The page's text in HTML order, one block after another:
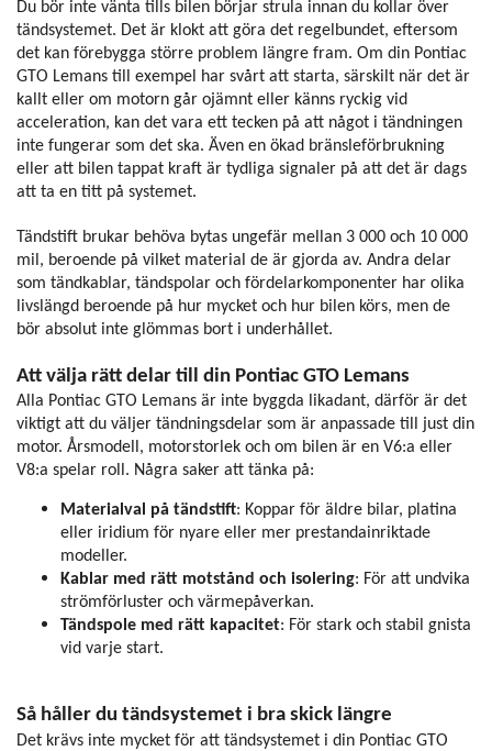
Du bör inte vänta tills bilen börjar strula innan du kollar över
tändsystemet. Det är klokt att göra det regelbundet, eftersom
det kan förebygga större problem längre fram. Om din Pontiac
GTO Lemans till exempel har svårt att starta, särskilt när det är
kallt eller om motorn går ojämnt eller känns ryckig vid
acceleration, kan det vara ett tecken på att något i tändningen
inte fungerar som det ska. Även en ökad bränsleförbrukning
eller att bilen tappat kraft är tydliga signaler på att det är dags
att ta en titt på systemet.
Tändstift brukar behöva bytas ungefär mellan 3 000 och 10 000
mil, beroende på vilket material de är gjorda av. Andra delar
som tändkablar, tändspolar och fördelarkomponenter har olika
livslängd beroende på hur mycket och hur bilen körs, men de
bör absolut inte glömmas bort i underhållet.
Att välja rätt delar till din Pontiac GTO Lemans
Alla Pontiac GTO Lemans är inte byggda likadant, därför är det
viktigt att du väljer tändningsdelar som är anpassade till just din
motor. Årsmodell, motorstorlek och om bilen är en V6:a eller
V8:a spelar roll. Några saker att tänka på:
Materialval på tändstift: Koppar för äldre bilar, platina
eller iridium för nyare eller mer prestandainriktade
modeller.
Kablar med rätt motstånd och isolering: För att undvika
strömförluster och värmepåverkan.
Tändspole med rätt kapacitet: För stark och stabil gnista
vid varje start.
Så håller du tändsystemet i bra skick längre
Det krävs inte mycket för att tändsystemet i din Pontiac GTO